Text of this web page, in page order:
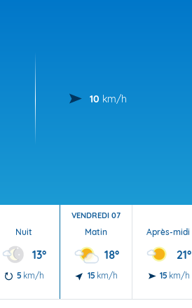
10 km/h
Nuit
13°
5 km/h
VENDREDI 07
Matin
18°
15 km/h
Après-midi
21°
15 km/h